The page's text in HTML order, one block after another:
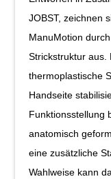
JOBST, zeichnen
ManuMotion
Strickstruktur aus.
thermoplastische
Handseite
Funktionsstellung
anatomisch
eine zusätzliche
Wahlweise kann